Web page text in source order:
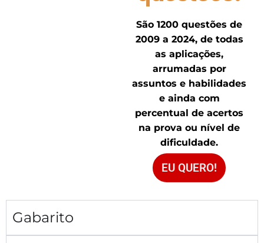
São 1200 questões de
2009 a 2024, de todas
as aplicações,
arrumadas por
assuntos e habilidades
e ainda com
percentual de acertos
na prova ou nível de
dificuldade.
EU QUERO!
Gabarito